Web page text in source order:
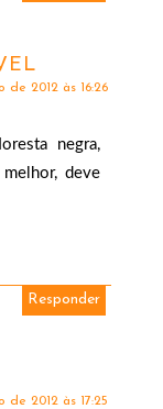
de 2012 às 16:26
negra,
deve
Responder
de 2012 às 17:25